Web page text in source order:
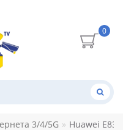
0
3/4/5G Huawei